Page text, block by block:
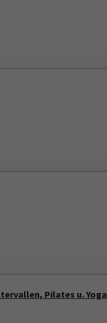
Pilates u. Yoga